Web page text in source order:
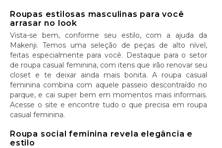
Roupas estilosas masculinas para você
arrasar no look
Vista-se bem, conforme seu estilo, com a ajuda da
Makenji. Temos uma seleção de peças de alto nível,
feitas especialmente para você. Destaque para o setor
de roupa casual feminina, com itens que irão renovar seu
closet e te deixar ainda mais bonita. A roupa casual
feminina combina com aquele passeio descontraído no
parque, e cai super bem em momentos mais informais.
Acesse o site e encontre tudo o que precisa em roupa
casual feminina.
Roupa social feminina revela elegância e
estilo